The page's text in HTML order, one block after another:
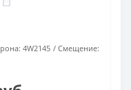
4W2145
Смещение: